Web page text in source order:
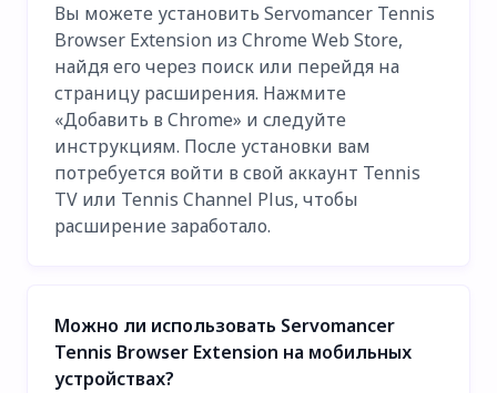
Вы можете установить Servomancer Tennis
Browser Extension из Chrome Web Store,
найдя его через поиск или перейдя на
страницу расширения. Нажмите
«Добавить в Chrome» и следуйте
инструкциям. После установки вам
потребуется войти в свой аккаунт Tennis
TV или Tennis Channel Plus, чтобы
расширение заработало.
Можно ли использовать Servomancer
Tennis Browser Extension на мобильных
устройствах?